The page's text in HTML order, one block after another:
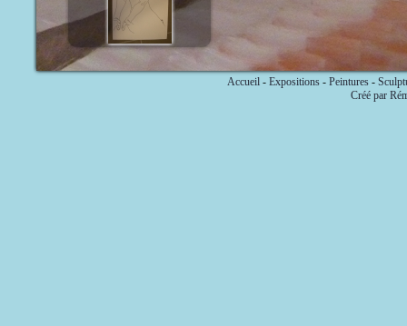
Accueil -Expositions -Peintures -
Créé par